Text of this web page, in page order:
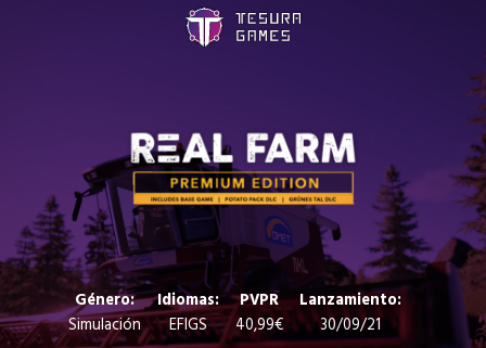
Género:
Simulación
Idiomas:
EFIGS
PVPR
40,99€
Lanzamiento:
30/09/21
Store
Blog
Sobre nosotros
Contacto